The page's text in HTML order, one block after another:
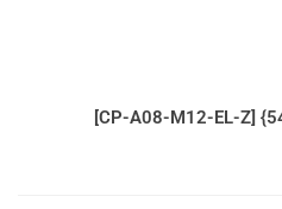
[CP-A08-M12-EL-Z]